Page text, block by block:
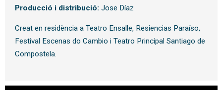
Producció i distribució: Jose Díaz
Creat en residència a Teatro Ensalle, Resiencias Paraíso,
Festival Escenas do Cambio i Teatro Principal Santiago de
Compostela.